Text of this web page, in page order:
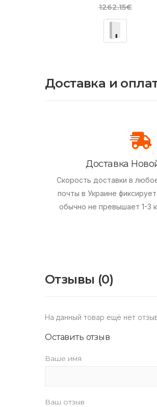
1262.15€
Доставка и
Доставка
Скорость доставки в
почты в Украине
обычно не превышает 1-3
Отзывы (0)
На данный товар ещё нет
Оставить отзыв
Ваше имя
Ваш отзыв